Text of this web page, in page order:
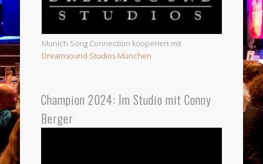
Munich Song Connection kooperiert mit
Dreamsound Studios München
Champion 2024: Im Studio mit Conny
Berger